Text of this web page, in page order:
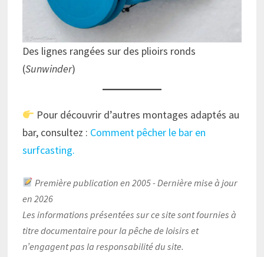
Des lignes rangées sur des plioirs ronds
(Sunwinder)
Pour découvrir d’autres montages adaptés au
bar, consultez : Comment pêcher le bar en
surfcasting.
Première publication en 2005 - Dernière mise à jour
en 2026
Les informations présentées sur ce site sont fournies à
titre documentaire pour la pêche de loisirs et
n’engagent pas la responsabilité du site.